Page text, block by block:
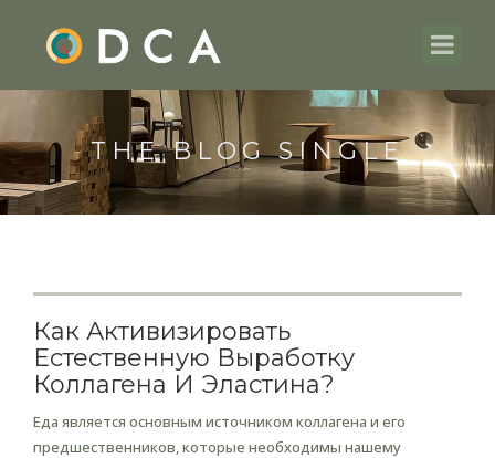
THE BLOG SINGLE
Как Активизировать
Естественную Выработку
Коллагена И Эластина?
Еда является основным источником коллагена и его
предшественников, которые необходимы нашему